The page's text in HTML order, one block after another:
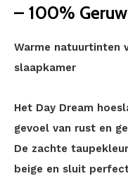
– 100%
Warme natuurtinten
slaapkamer
Het Day Dream
gevoel van rust en
De zachte
beige en sluit